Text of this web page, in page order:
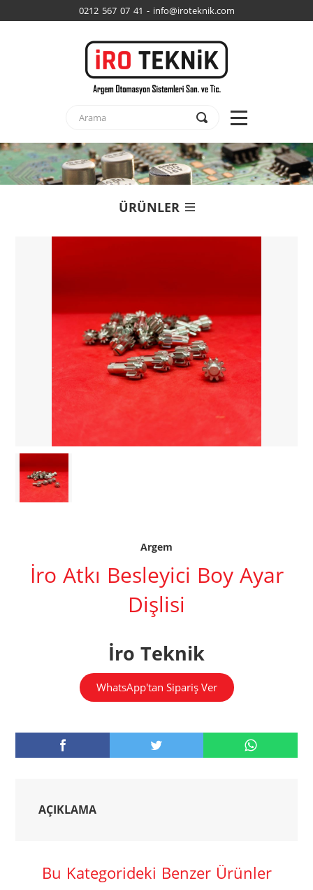
0212 567 07 41 - info@iroteknik.com
ÜRÜNLER
Argem
İro Atkı Besleyici Boy Ayar
Dişlisi
İro Teknik
WhatsApp'tan Sipariş Ver
AÇIKLAMA
Bu Kategorideki Benzer Ürünler